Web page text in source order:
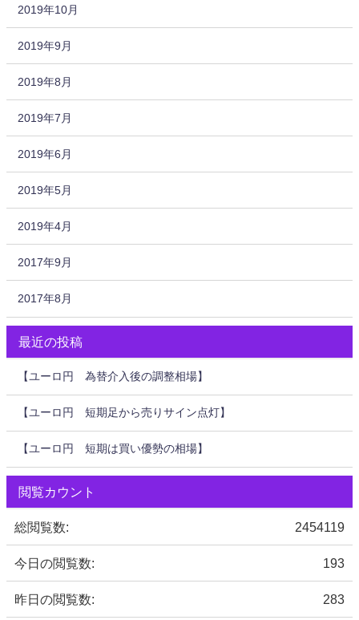
2019年10月
2019年9月
2019年8月
2019年7月
2019年6月
2019年5月
2019年4月
2017年9月
2017年8月
最近の投稿
【ユーロ円 為替介入後の調整相場】
【ユーロ円 短期足から売りサイン点灯】
【ユーロ円 短期は買い優勢の相場】
閲覧カウント
2454119
総閲覧数:
193
今日の閲覧数:
283
昨日の閲覧数: